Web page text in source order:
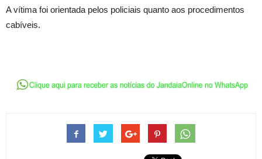
A vítima foi orientada pelos policiais quanto aos procedimentos
cabíveis.